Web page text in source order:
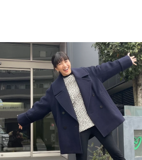
トピックス
TBS Podcast
お知らせ
イベント・グッズ
YouTube
会社情報